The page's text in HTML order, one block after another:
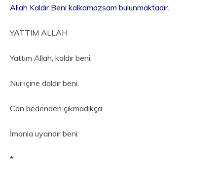
Allah Kaldır Beni kalkamazsam bulunmaktadır.
YATTIM ALLAH
Yattım Allah, kaldır beni,
Nur içine daldır beni.
Can bedenden çıkmadıkça
İmanla uyandır beni.
*